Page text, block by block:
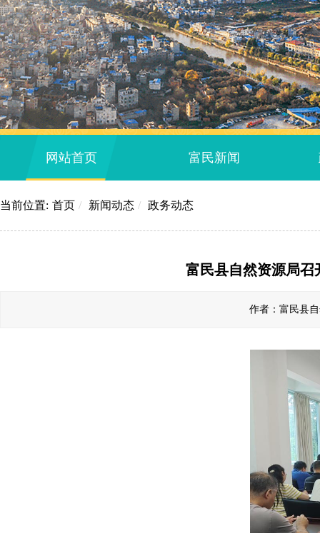
网站首页 富民新闻
当前位置: 首页 / 新闻动态 / 政务动态
富民县自然资源局召
作者：富民县